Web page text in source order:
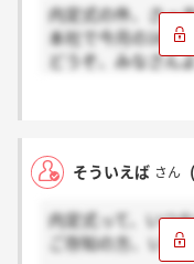
内定式の件、さっ
本社で今月の16日
どうぞ、みなさん
そういえば さん
内定式って、いつ
ご存知の方、いら